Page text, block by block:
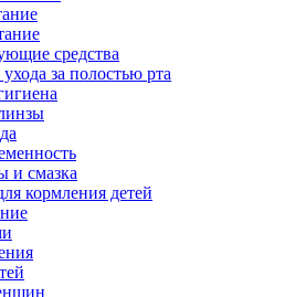
средства
за полостью рта
и смазка
кормления детей